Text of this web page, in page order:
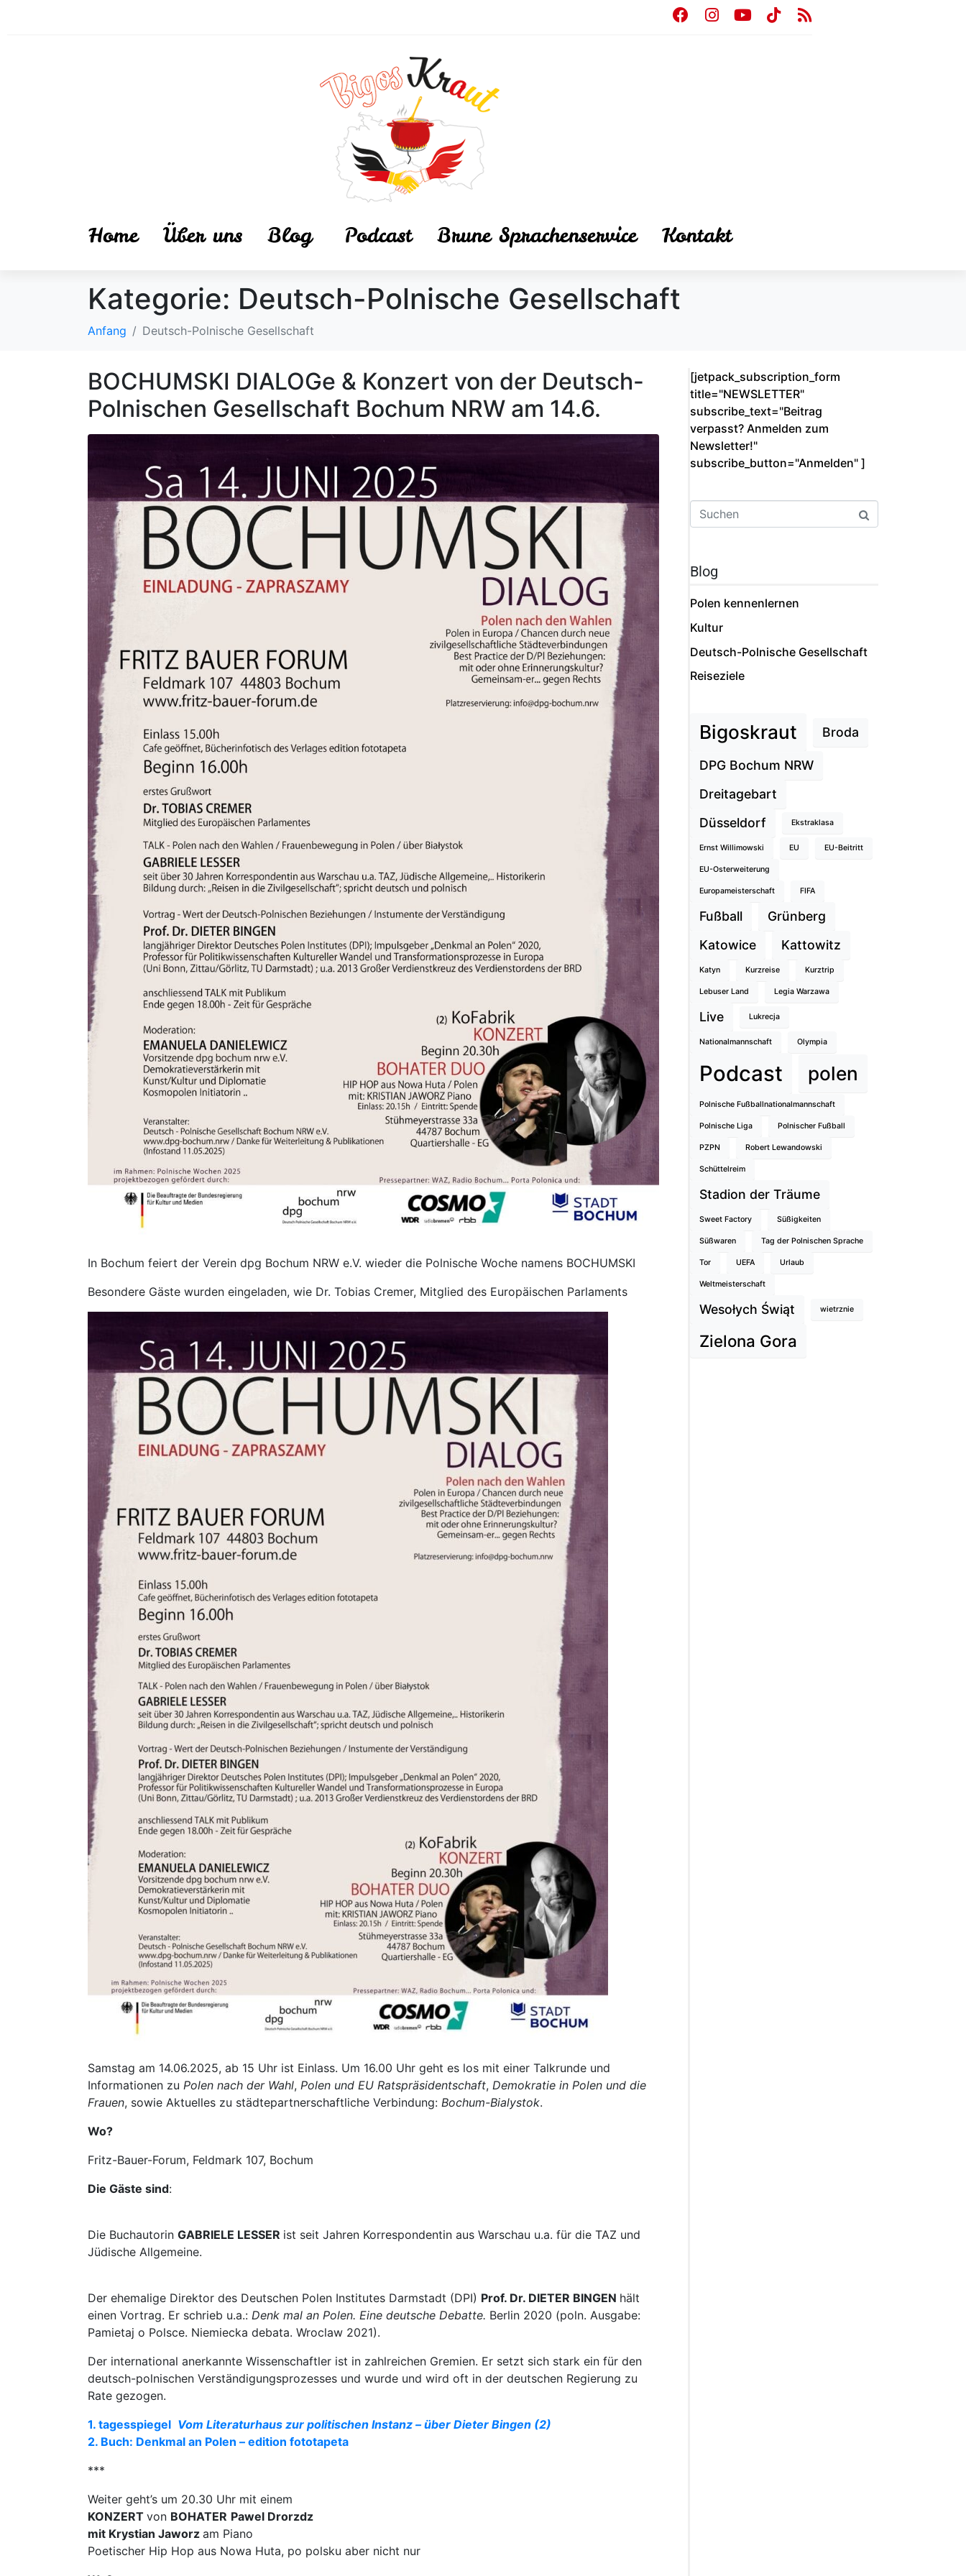
Home Über uns Blog Podcast Brune Sprachenservice Kontakt
Kategorie: Deutsch-Polnische Gesellschaft
Anfang Deutsch-Polnische Gesellschaft
BOCHUMSKI DIALOGe & Konzert von der Deutsch-
Polnischen Gesellschaft Bochum NRW am 14.6.
In Bochum feiert der Verein dpg Bochum NRW e.V. wieder die Polnische Woche namens BOCHUMSKI
Besondere Gäste wurden eingeladen, wie Dr. Tobias Cremer, Mitglied des Europäischen Parlaments
Samstag am 14.06.2025, ab 15 Uhr ist Einlass. Um 16.00 Uhr geht es los mit einer Talkrunde und
Informationen zu Polen nach der Wahl, Polen und EU Ratspräsidentschaft, Demokratie in Polen und die
Frauen, sowie Aktuelles zu städtepartnerschaftliche Verbindung: Bochum-Bialystok.
Wo?
Fritz-Bauer-Forum, Feldmark 107, Bochum
Die Gäste sind:
Die Buchautorin GABRIELE LESSER ist seit Jahren Korrespondentin aus Warschau u.a. für die TAZ und
Jüdische Allgemeine.
Der ehemalige Direktor des Deutschen Polen Institutes Darmstadt (DPI) Prof. Dr. DIETER BINGEN hält
einen Vortrag. Er schrieb u.a.: Denk mal an Polen. Eine deutsche Debatte. Berlin 2020 (poln. Ausgabe:
Pamietaj o Polsce. Niemiecka debata. Wroclaw 2021).
Der international anerkannte Wissenschaftler ist in zahlreichen Gremien. Er setzt sich stark ein für den
deutsch-polnischen Verständigungsprozesses und wurde und wird oft in der deutschen Regierung zu
Rate gezogen.
1. tagesspiegel Vom Literaturhaus zur politischen Instanz – über Dieter Bingen (2)
2. Buch: Denkmal an Polen – edition fototapeta
***
Weiter geht’s um 20.30 Uhr mit einem
KONZERT von BOHATER Pawel Drorzdz
mit Krystian Jaworz am Piano
Poetischer Hip Hop aus Nowa Huta, po polsku aber nicht nur
[jetpack_subscription_form
title="NEWSLETTER"
subscribe_text="Beitrag
verpasst? Anmelden zum
Newsletter!"
subscribe_button="Anmelden"­ ]
Blog
Polen kennenlernen
Kultur
Deutsch-Polnische Gesellschaft
Reiseziele
Bigoskraut Broda
DPG Bochum NRW
Dreitagebart
Düsseldorf
Ekstraklasa
Ernst Willimowski EU EU-Beitritt
EU-Osterweiterung
Europameisterschaft FIFA
Fußball
Grünberg
Katowice
Kattowitz
Katyn Kurzreise Kurztrip
Lebuser Land Legia Warzawa
Live Lukrecja
Nationalmannschaft Olympia
Podcast polen
Polnische Fußballnationalmannschaft
Polnische Liga Polnischer Fußball
PZPN Robert Lewandowski
Schüttelreim
Stadion der Träume
Sweet Factory Süßigkeiten
Süßwaren Tag der Polnischen Sprache
Tor UEFA Urlaub
Weltmeisterschaft
Wesołych Świąt wietrznie
Zielona Gora